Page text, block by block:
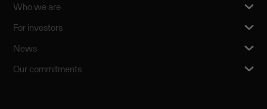
Who we are
For investors
News
Our commitments